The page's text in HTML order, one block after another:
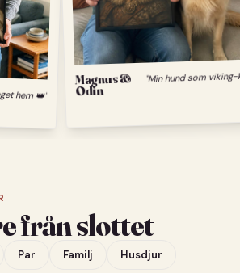
hem 👑"
Magnus &
Odin
från slottet
Par Familj Husdjur